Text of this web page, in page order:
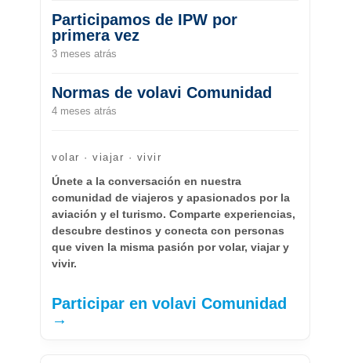
Participamos de IPW por
primera vez
3 meses atrás
Normas de volavi Comunidad
4 meses atrás
volar · viajar · vivir
Únete a la conversación en nuestra
comunidad de viajeros y apasionados por la
aviación y el turismo. Comparte experiencias,
descubre destinos y conecta con personas
que viven la misma pasión por volar, viajar y
vivir.
Participar en volavi Comunidad
→